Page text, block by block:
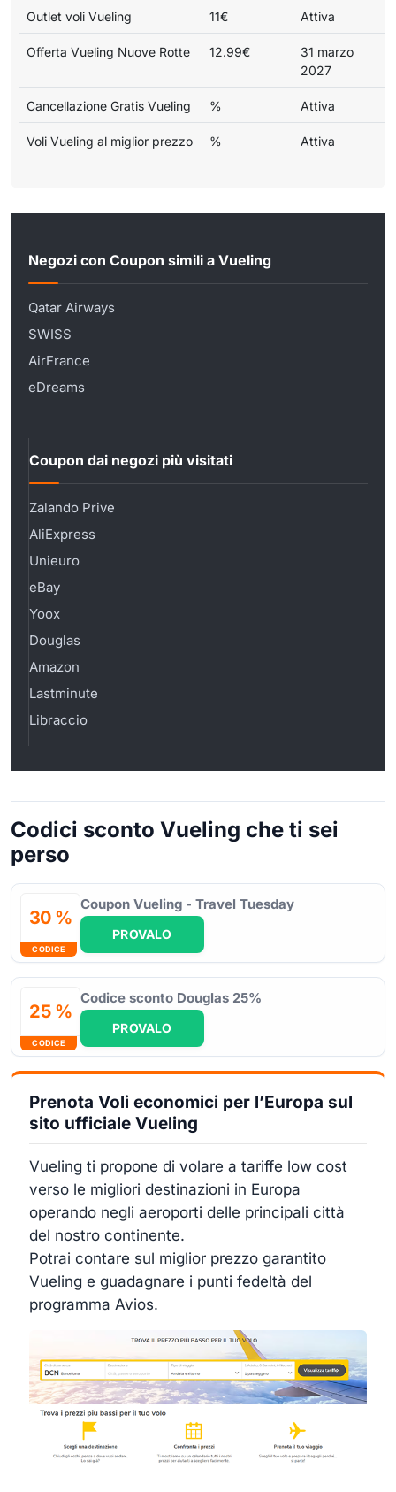
Outlet voli Vueling 11€ Attiva
Offerta Vueling Nuove Rotte 12.99€
31 marzo
2027
Cancellazione Gratis Vueling % Attiva
Voli Vueling al miglior prezzo % Attiva
Negozi con Coupon simili a Vueling
Qatar Airways
SWISS
AirFrance
eDreams
Coupon dai negozi più visitati
Zalando Prive
AliExpress
Unieuro
eBay
Yoox
Douglas
Amazon
Lastminute
Libraccio
Codici sconto Vueling che ti sei
perso
30 %
CODICE
Coupon Vueling - Travel Tuesday
PROVALO
25 %
CODICE
Codice sconto Douglas 25%
PROVALO
Prenota Voli economici per l’Europa sul
sito ufficiale Vueling
Vueling ti propone di volare a tariffe low cost
verso le migliori destinazioni in Europa
operando negli aeroporti delle principali città
del nostro continente.
Potrai contare sul miglior prezzo garantito
Vueling e guadagnare i punti fedeltà del
programma Avios.